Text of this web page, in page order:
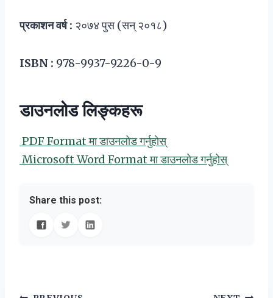
प्रकाशन वर्ष : २०७४ पुस (सन् २०१८)
ISBN : 978-9937-9226-0-9
डाउनलोड लिङ्कहरू
PDF Format मा डाउनलोड गर्नुहोस्
Microsoft Word Format मा डाउनलोड गर्नुहोस्
Share this post: